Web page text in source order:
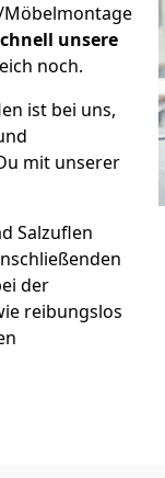
unsere
noch.
ist bei uns,
mit unserer
Salzuflen
der
reibungslos